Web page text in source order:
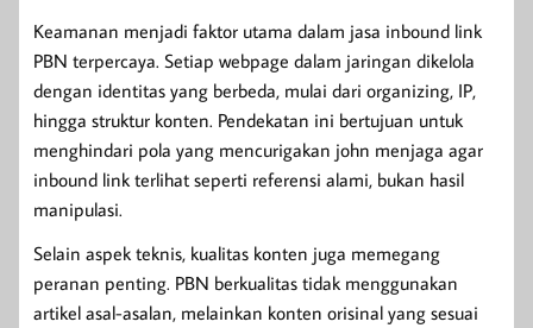
Keamanan menjadi faktor utama dalam jasa inbound link
PBN terpercaya. Setiap webpage dalam jaringan dikelola
dengan identitas yang berbeda, mulai dari organizing, IP,
hingga struktur konten. Pendekatan ini bertujuan untuk
menghindari pola yang mencurigakan john menjaga agar
inbound link terlihat seperti referensi alami, bukan hasil
manipulasi.
Selain aspek teknis, kualitas konten juga memegang
peranan penting. PBN berkualitas tidak menggunakan
artikel asal-asalan, melainkan konten orisinal yang sesuai